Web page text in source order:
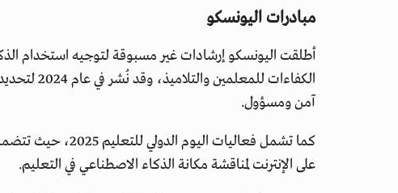
مبادرات اليونسكو
أطلقت اليونسكو إرشادات غير مسبوقة لتوجيه استخدام
الكفاءات
آمن ومسؤول.
كما تشمل فعاليات
على الإنترنت لمناقشة مكانة الذكاء الاصطناعي في التعليم.